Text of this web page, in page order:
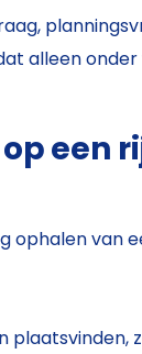
alleen
een
ophalen